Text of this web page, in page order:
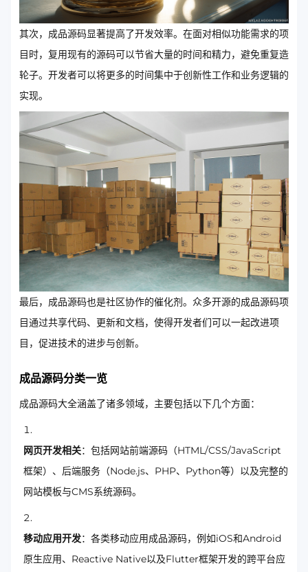
其次，成品源码显著提高了开发效率。在面对相似功能需求的项
目时，复用现有的源码可以节省大量的时间和精力，避免重复造
轮子。开发者可以将更多的时间集中于创新性工作和业务逻辑的
实现。
最后，成品源码也是社区协作的催化剂。众多开源的成品源码项
目通过共享代码、更新和文档，使得开发者们可以一起改进项
目，促进技术的进步与创新。
成品源码分类一览
成品源码大全涵盖了诸多领域，主要包括以下几个方面：
网页开发相关：包括网站前端源码（HTML/CSS/JavaScript
框架）、后端服务（Node.js、PHP、Python等）以及完整的
网站模板与CMS系统源码。
移动应用开发：各类移动应用成品源码，例如iOS和Android
原生应用、Reactive Native以及Flutter框架开发的跨平台应